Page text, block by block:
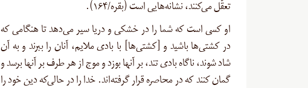
تعقّل می‌کنند، نشانه‌هایی است (بقره/۱۶۴).
او کسى است که شما را در خشکى و دریا سیر می‌دهد تا هنگامی که
در کشتی‌ها باشید و [کشتی‌ها] با بادى ملایم، آنان را ببرند و به آن
شاد شوند، ناگاه بادى تند، بر آنها بوزد و موج از هر طرف بر آنها برسد و
گمان کنند که در محاصره قرار گرفته‌اند. خدا را در حالی‌که دین خود را